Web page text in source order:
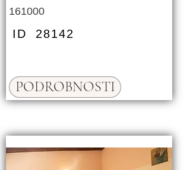
161000
ID 28142
PODROBNOSTI